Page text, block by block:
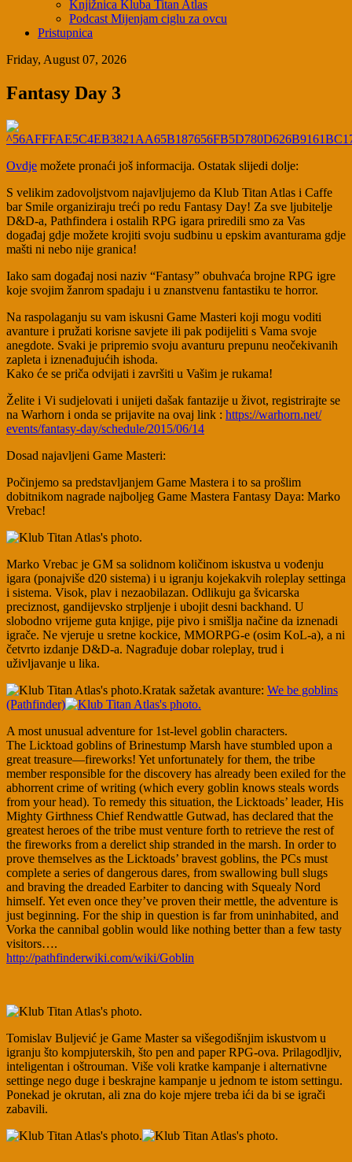
Knjižnica Kluba Titan Atlas
Podcast Mijenjam ciglu za ovcu
Pristupnica
Friday, August 07, 2026
Fantasy Day 3
Ovdje možete pronaći još informacija. Ostatak slijedi dolje:
S velikim zadovoljstvom najavljujemo da Klub Titan Atlas i Caffe
bar Smile organiziraju treći po redu Fantasy Day! Za sve ljubitelje
D&D-a, Pathfindera i ostalih RPG igara priredili smo za Vas
događaj gdje možete krojiti svoju sudbinu u epskim avanturama gdje
mašti ni nebo nije granica!
Iako sam događaj nosi naziv “Fantasy” obuhvaća brojne RPG igre
koje svojim žanrom spadaju i u znanstvenu fantastiku te horror.
Na raspolaganju su vam iskusni Game Masteri koji mogu voditi
avanture i pružati korisne savjete ili pak podijeliti s Vama svoje
anegdote. Svaki je pripremio svoju avanturu prepunu neočekivanih
zapleta i iznenađujućih ishoda.
Kako će se priča odvijati i završiti u Vašim je rukama!
Želite i Vi sudjelovati i unijeti dašak fantazije u život, registrirajte se
na Warhorn i onda se prijavite na ovaj link : https://warhorn.net/
events/fantasy-day/schedule/2015/06/14
Dosad najavljeni Game Masteri:
Počinjemo sa predstavljanjem Game Mastera i to sa prošlim
dobitnikom nagrade najboljeg Game Mastera Fantasy Daya: Marko
Vrebac!
Marko Vrebac je GM sa solidnom količinom iskustva u vođenju
igara (ponajviše d20 sistema) i u igranju kojekakvih roleplay settinga
i sistema. Visok, plav i nezaobilazan. Odlikuju ga švicarska
preciznost, gandijevsko strpljenje i ubojit desni backhand. U
slobodno vrijeme guta knjige, pije pivo i smišlja načine da iznenadi
igrače. Ne vjeruje u sretne kockice, MMORPG-e (osim KoL-a), a ni
četvrto izdanje D&D-a. Nagrađuje dobar roleplay, trud i
uživljavanje u lika.
Kratak sažetak avanture: We be goblins
(Pathfinder)
A most unusual adventure for 1st-level goblin characters.
The Licktoad goblins of Brinestump Marsh have stumbled upon a
great treasure—fireworks! Yet unfortunately for them, the tribe
member responsible for the discovery has already been exiled for the
abhorrent crime of writing (which every goblin knows steals words
from your head). To remedy this situation, the Licktoads’ leader, His
Mighty Girthness Chief Rendwattle Gutwad, has declared that the
greatest heroes of the tribe must venture forth to retrieve the rest of
the fireworks from a derelict ship stranded in the marsh. In order to
prove themselves as the Licktoads’ bravest goblins, the PCs must
complete a series of dangerous dares, from swallowing bull slugs
and braving the dreaded Earbiter to dancing with Squealy Nord
himself. Yet even once they’ve proven their mettle, the adventure is
just beginning. For the ship in question is far from uninhabited, and
Vorka the cannibal goblin would like nothing better than a few tasty
visitors….
http://pathfinderwiki.com/wiki/Goblin
Tomislav Buljević je Game Master sa višegodišnjim iskustvom u
igranju što kompjuterskih, što pen and paper RPG-ova. Prilagodljiv,
inteligentan i oštrouman. Više voli kratke kampanje i alternativne
settinge nego duge i beskrajne kampanje u jednom te istom settingu.
Ponekad je okrutan, ali zna do koje mjere treba ići da bi se igrači
zabavili.